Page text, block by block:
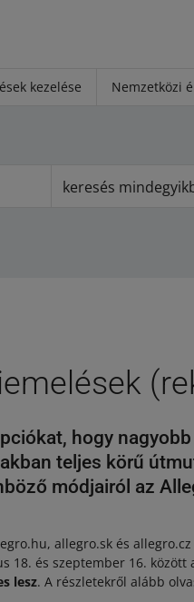
kezelése Nemzetközi
keresés
hogy
teljes körű
módjairól az
allegro.sk és
18. és szeptember 16. között
lesz. A részletekről alább